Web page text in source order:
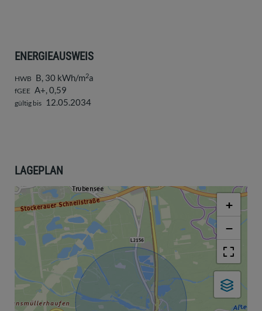
ENERGIEAUSWEIS
HWB B, 30 kWh/m2a
fGEE A+, 0,59
gültig bis 12.05.2034
LAGEPLAN
+
−